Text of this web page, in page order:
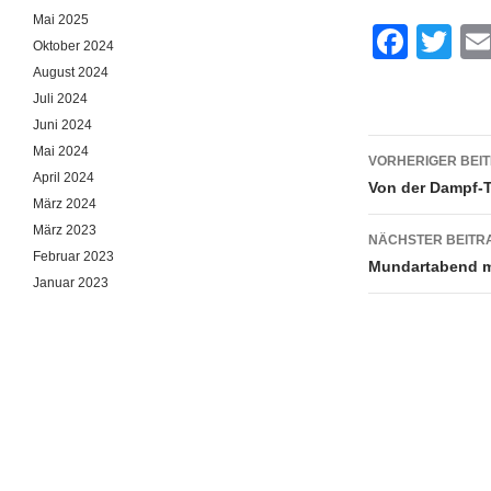
F
e
b
o
o
k
T
er
VORHERIGER
Von der Dampf-
NÄCHSTER
Mundartabend
Mai 2025
Oktober 2024
August 2024
Juli 2024
Juni 2024
Mai 2024
April 2024
März 2024
März 2023
Februar 2023
Januar 2023